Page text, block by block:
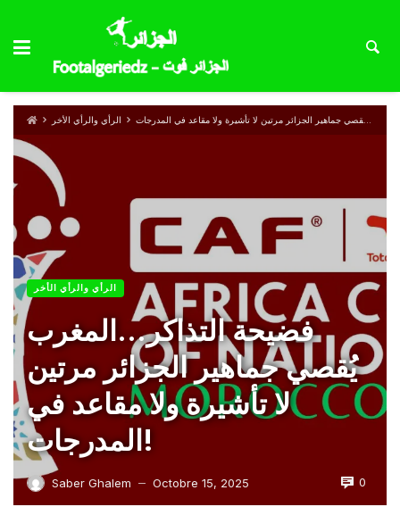
الرأي والرأي الأخر
الرأي والرأي الأخر
فضيحة التذاكر…المغرب
يُقصي جماهير الجزائر مرتين
لا تأشيرة ولا مقاعد في
المدرجات!
Saber Ghalem — Octobre 15, 2025 0